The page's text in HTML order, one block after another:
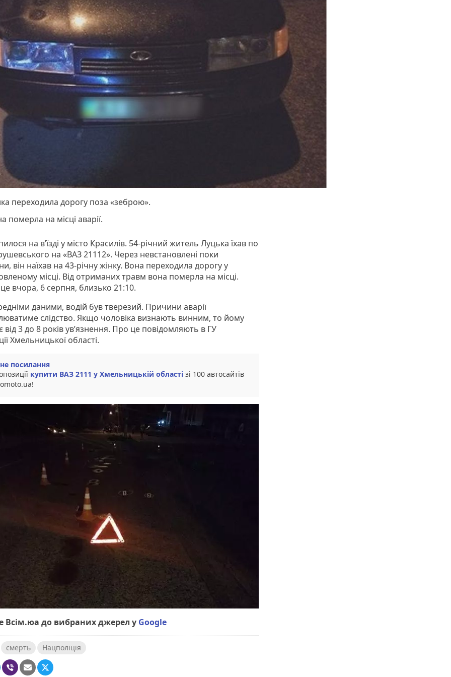
переходила дорогу поза «зеброю».
померла на місці аварії.
на в’їзді у місто Красилів. 54-річний житель Луцька їхав по
на «ВАЗ 21112». Через невстановлені поки
він наїхав на 43-річну жінку. Вона переходила дорогу у
місці. Від отриманих травм вона померла на місці.
вчора, 6 серпня, близько 21:10.
даними, водій був тверезий. Причини аварії
слідство. Якщо чоловіка визнають винним, то йому
від 3 до 8 років ув’язнення. Про це повідомляють в ГУ
Хмельницької області.
посилання
купити ВАЗ 2111 у Хмельницькій області зі 100 автосайтів
Всім.юа до вибраних джерел у Google
смерть Нацполіція